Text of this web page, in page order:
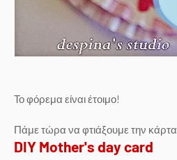
Το φόρεμα είναι έτοιμο!
Πάμε τώρα να φτιάξουμε την κάρτα
DIY Mother's day card